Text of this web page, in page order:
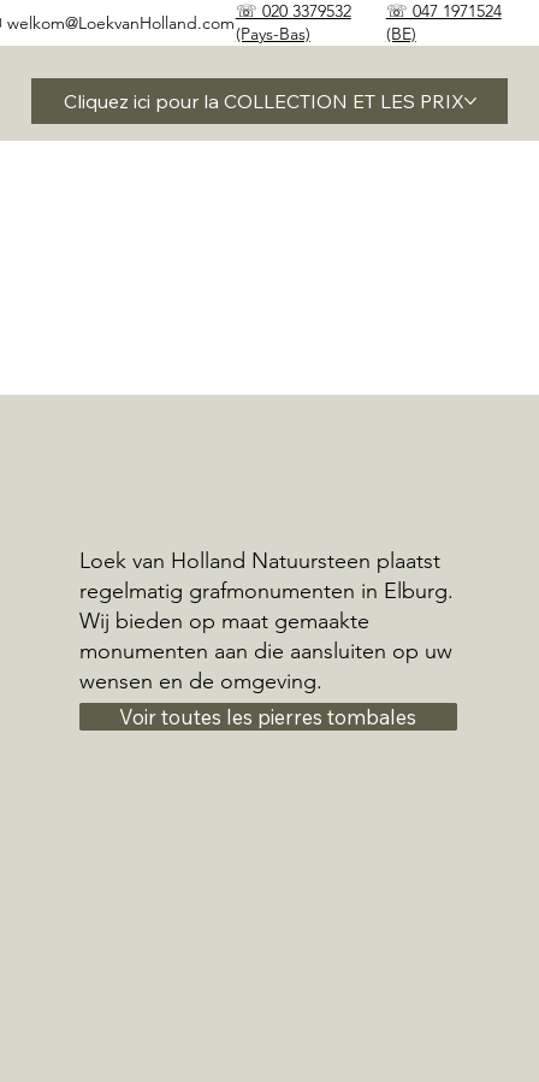
☏ 020 3379532
(Pays-Bas)
☏ 047 1971524
(BE)
welkom@LoekvanHolland.com
Cliquez ici pour la COLLECTION ET LES PRIX
Loek van Holland Natuursteen plaatst
regelmatig grafmonumenten in Elburg.
Wij bieden op maat gemaakte
monumenten aan die aansluiten op uw
wensen en de omgeving.
Voir toutes les pierres tombales